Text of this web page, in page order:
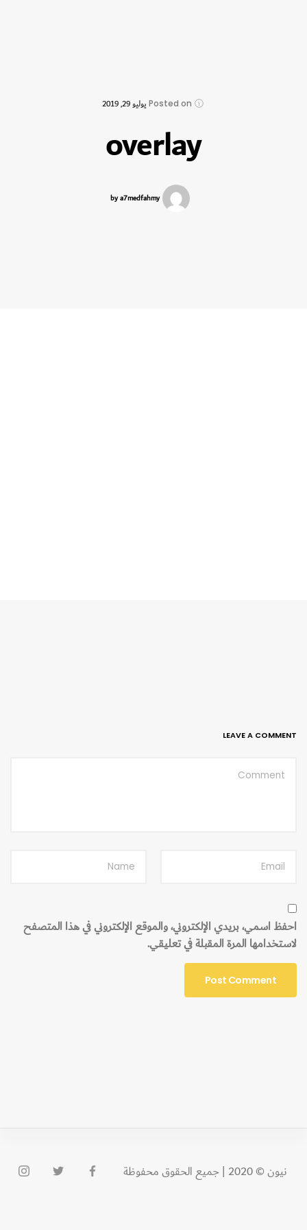
يوليو 29, 2019
overlay
by a7medfahmy
LEAVE A COMMENT
احفظ اسمي، بريدي الإلكتروني، والموقع الإلكتروني في هذا المتصفح
لاستخدامها المرة المقبلة في تعليقي.
نيون © 2020 | جميع الحقوق محفوظة